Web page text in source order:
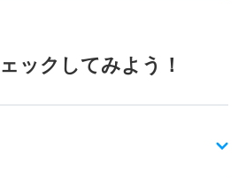
ックしてみよう！